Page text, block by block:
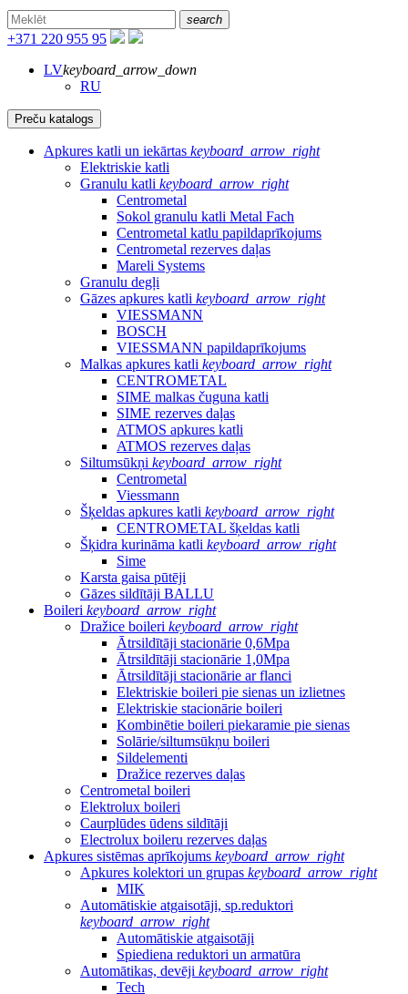
search
+371 220 955 95
LVkeyboard_arrow_down
RU
Preču katalogs
Apkures katli un iekārtas keyboard_arrow_right
Elektriskie katli
Granulu katli keyboard_arrow_right
Centrometal
Sokol granulu katli Metal Fach
Centrometal katlu papildaprīkojums
Centrometal rezerves daļas
Mareli Systems
Granulu degļi
Gāzes apkures katli keyboard_arrow_right
VIESSMANN
BOSCH
VIESSMANN papildaprīkojums
Malkas apkures katli keyboard_arrow_right
CENTROMETAL
SIME malkas čuguna katli
SIME rezerves daļas
ATMOS apkures katli
ATMOS rezerves daļas
Siltumsūkņi keyboard_arrow_right
Centrometal
Viessmann
Šķeldas apkures katli keyboard_arrow_right
CENTROMETAL šķeldas katli
Šķidra kurināma katli keyboard_arrow_right
Sime
Karsta gaisa pūtēji
Gāzes sildītāji BALLU
Boileri keyboard_arrow_right
Dražice boileri keyboard_arrow_right
Ātrsildītāji stacionārie 0,6Mpa
Ātrsildītāji stacionārie 1,0Mpa
Ātrsildītāji stacionārie ar flanci
Elektriskie boileri pie sienas un izlietnes
Elektriskie stacionārie boileri
Kombinētie boileri piekaramie pie sienas
Solārie/siltumsūkņu boileri
Sildelementi
Dražice rezerves daļas
Centrometal boileri
Elektrolux boileri
Caurplūdes ūdens sildītāji
Electrolux boileru rezerves daļas
Apkures sistēmas aprīkojums keyboard_arrow_right
Apkures kolektori un grupas keyboard_arrow_right
MIK
Automātiskie atgaisotāji, sp.reduktori
keyboard_arrow_right
Automātiskie atgaisotāji
Spiediena reduktori un armatūra
Automātikas, devēji keyboard_arrow_right
Tech